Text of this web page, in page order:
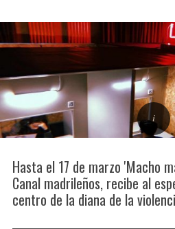
:
Hasta el 17 de marzo 'Macho
Canal madrileños, recibe al
centro de la diana de la